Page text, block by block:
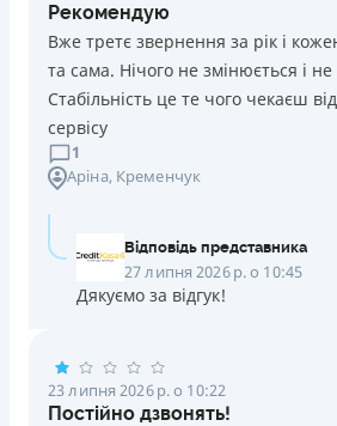
Рекомендую
Вже третє звернення за рік і
та сама. Нічого не змінюється і
Стабільність це те чого чекаєш
сервісу
1
Аріна, Кременчук
Відповідь представника
27 липня 2026 р. о 10:45
Дякуємо за відгук!
23 липня 2026 р. о 10:22
Постійно дзвонять!